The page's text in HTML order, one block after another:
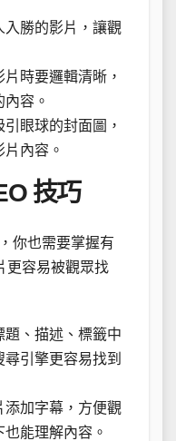
入勝的影片，讓觀
片時要邏輯清晰，
容。
引眼球的封面圖，
內容。
技巧
你也需要掌握有
更容易被觀眾找
題、描述、標籤中
引擎更容易找到
添加字幕，方便觀
能理解內容。